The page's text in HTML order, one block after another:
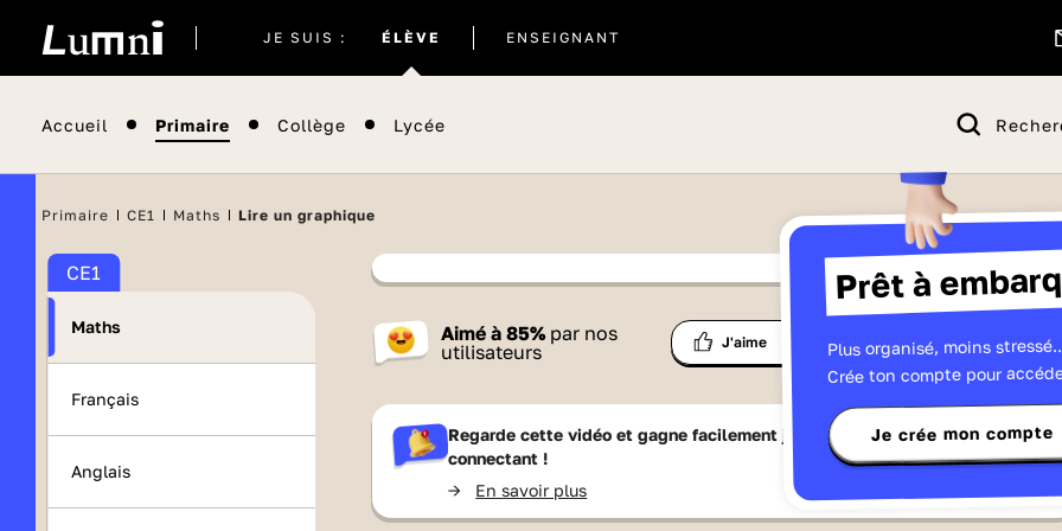
JE SUIS : ÉLÈVE
actuel
ENSEIGNANT
Accueil Primaire Collège Lycée
Prêt à
Plus organisé, moins
Crée ton compte pour
Je crée mon compte
Primaire CE1 Maths Lire un graphique
CE1
Maths
Français
Anglais
Contenu proposé par
France Télévisions
Aimé à85% par nos
utilisateurs
J'aime
liste
Partager
Regarde cette vidéo et gagne facilement jusqu'à 15 Lumnizen te
connectant !
-> En savoir plus